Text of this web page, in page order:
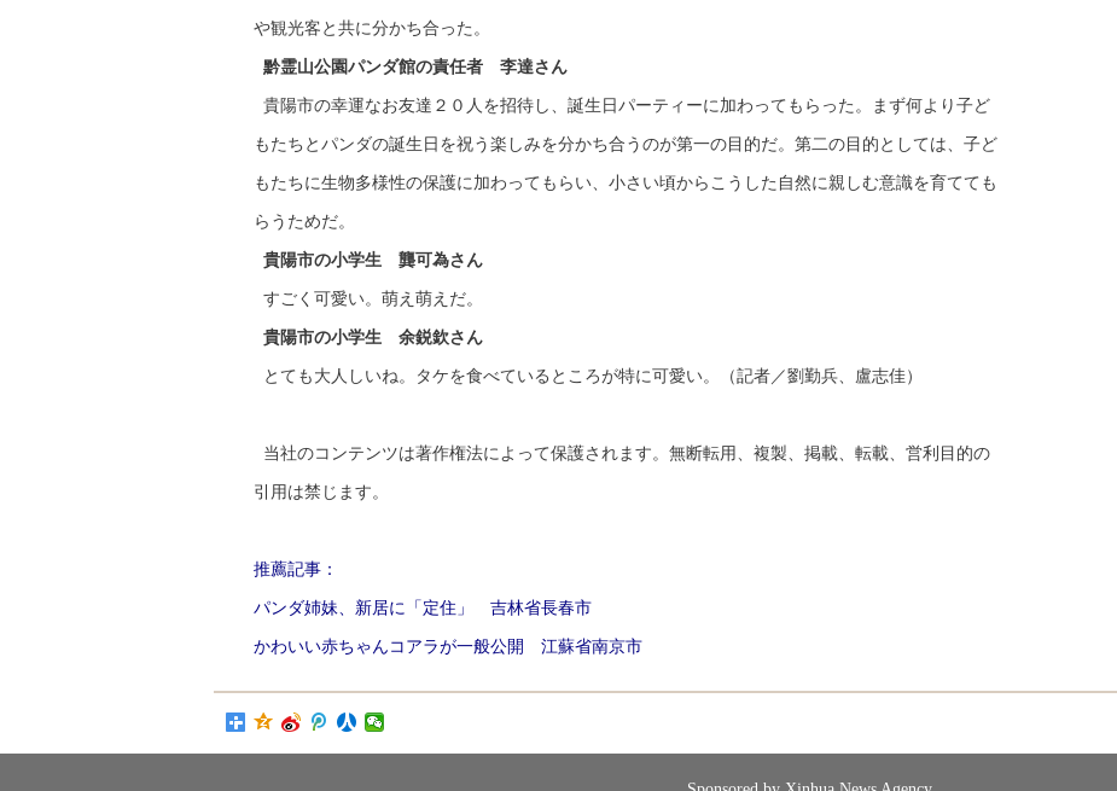
や観光客と共に分かち合った。
黔霊山公園パンダ館の責任者 李達さん
貴陽市の幸運なお友達２０人を招待し、誕生日パーティーに加わってもらった。まず何より子ど
もたちとパンダの誕生日を祝う楽しみを分かち合うのが第一の目的だ。第二の目的としては、子ど
もたちに生物多様性の保護に加わってもらい、小さい頃からこうした自然に親しむ意識を育てても
らうためだ。
貴陽市の小学生 龔可為さん
すごく可愛い。萌え萌えだ。
貴陽市の小学生 余鋭欽さん
とても大人しいね。タケを食べているところが特に可愛い。（記者／劉勤兵、盧志佳）
当社のコンテンツは著作権法によって保護されます。無断転用、複製、掲載、転載、営利目的の
引用は禁じます。
推薦記事：
パンダ姉妹、新居に「定住」 吉林省長春市
かわいい赤ちゃんコアラが一般公開 江蘇省南京市